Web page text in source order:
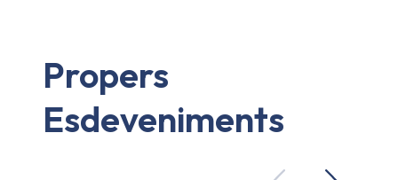
Propers
Esdeveniments